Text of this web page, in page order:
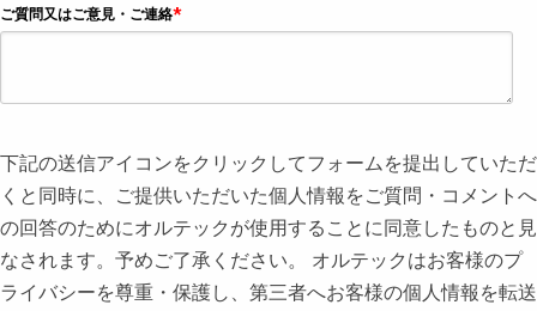
ご質問又はご意見・ご連絡*
下記の送信アイコンをクリックしてフォームを提出していただ
くと同時に、ご提供いただいた個人情報をご質問・コメントへ
の回答のためにオルテックが使用することに同意したものと見
なされます。予めご了承ください。 オルテックはお客様のプ
ライバシーを尊重・保護し、第三者へお客様の個人情報を転送